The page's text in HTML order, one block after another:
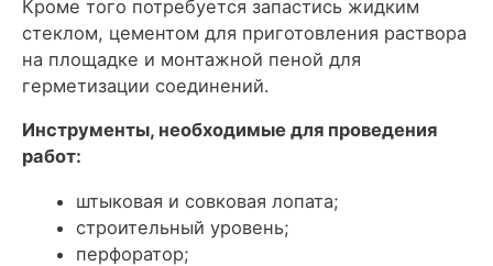
Кроме того потребуется запастись жидким
стеклом, цементом для приготовления раствора
на площадке и монтажной пеной для
герметизации соединений.
Инструменты, необходимые для проведения
работ:
штыковая и совковая лопата;
строительный уровень;
перфоратор;